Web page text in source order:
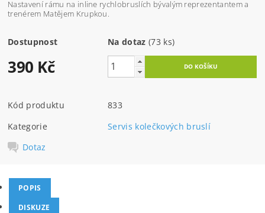
Nastavení rámu na inline rychlobruslích bývalým reprezentantem a
trenérem Matějem Krupkou.
Dostupnost Na dotaz (73 ks)
390 Kč
Kód produktu
833
Kategorie
Servis kolečkových bruslí
Dotaz
POPIS
DISKUZE